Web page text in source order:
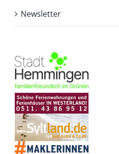
Newsletter